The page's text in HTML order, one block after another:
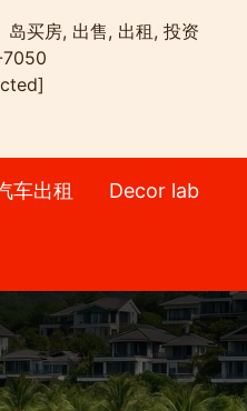
岛买房, 出售, 出租, 投资
车出租 Decor lab